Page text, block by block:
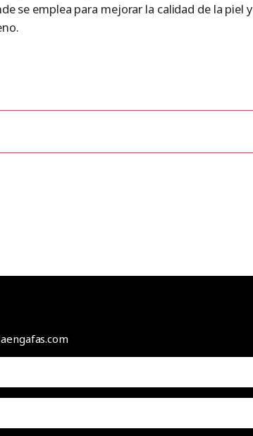
se emplea para mejorar la calidad de la piel y